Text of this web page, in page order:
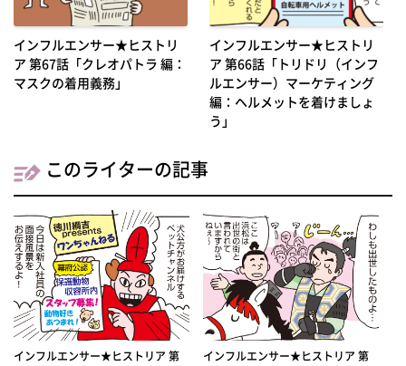
インフルエンサー★ヒストリ
ア 第67話「クレオパトラ 編：
マスクの着用義務」
インフルエンサー★ヒストリ
ア 第66話「トリドリ（インフ
ルエンサー）マーケティング
編：ヘルメットを着けましょ
う」
このライターの記事
インフルエンサー★ヒストリア 第
インフルエンサー★ヒストリア 第